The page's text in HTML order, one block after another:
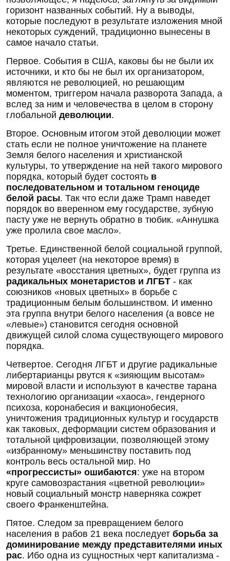
горизонт названных событий. Ну а выводы,
которые последуют в результате изложения мной
некоторых суждений, традиционно вынесены в
самое начало статьи.
Первое. События в США, каковы бы не были их
источники, и кто бы не был их организатором,
являются не революцией, но решающим
моментом, триггером начала разворота Запада, а
вслед за ним и человечества в целом в сторону
глобальной деволюции.
Второе. Основным итогом этой деволюции может
стать если не полное уничтожение на планете
Земля белого населения и христианской
культуры, то утверждение на ней такого мирового
порядка, который будет состоять в
последовательном и тотальном геноциде
белой расы. Так что если даже Трамп наведет
порядок во вверенном ему государстве, зубную
пасту уже не вернуть обратно в тюбик. «Аннушка
уже пролила свое масло».
Третье. Единственной белой социальной группой,
которая уцелеет (на некоторое время) в
результате «восстания цветных», будет группа из
радикальных монетаристов и ЛГБТ - как
союзников «новых цветных» в борьбе с
традиционным белым большинством. И именно
эта группа внутри белого населения (а вовсе не
«левые») становится сегодня основной
движущей силой слома существующего мирового
порядка.
Четвертое. Сегодня ЛГБТ и другие радикальные
либертарианцы рвутся к «зияющим высотам»
мировой власти и используют в качестве тарана
технологию организации «хаоса», гендерного
психоза, коронабесия и вакционобесия,
уничтожения традиционных культур и государств
как таковых, деформации систем образования и
тотальной цифровизации, позволяющей этому
«избранному» меньшинству поставить под
контроль весь остальной мир. Но
«прогрессисты» ошибаются: уже на втором
круге самовозрастания «цветной революции»
новый социальный монстр наверняка сожрет
своего Франкенштейна.
Пятое. Следом за превращением белого
населения в рабов 21 века последует борьба за
доминирование между представителями иных
рас. Ибо одна из сущностных черт капитализма -